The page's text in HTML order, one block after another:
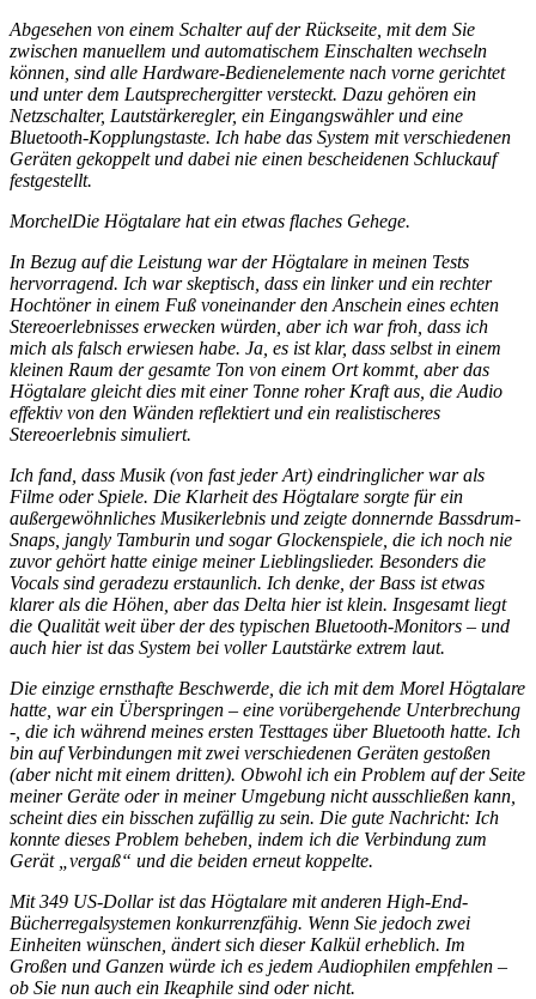
Abgesehen von einem Schalter auf der Rückseite, mit dem Sie
zwischen manuellem und automatischem Einschalten wechseln
können, sind alle Hardware-Bedienelemente nach vorne gerichtet
und unter dem Lautsprechergitter versteckt. Dazu gehören ein
Netzschalter, Lautstärkeregler, ein Eingangswähler und eine
Bluetooth-Kopplungstaste. Ich habe das System mit verschiedenen
Geräten gekoppelt und dabei nie einen bescheidenen Schluckauf
festgestellt.
MorchelDie Högtalare hat ein etwas flaches Gehege.
In Bezug auf die Leistung war der Högtalare in meinen Tests
hervorragend. Ich war skeptisch, dass ein linker und ein rechter
Hochtöner in einem Fuß voneinander den Anschein eines echten
Stereoerlebnisses erwecken würden, aber ich war froh, dass ich
mich als falsch erwiesen habe. Ja, es ist klar, dass selbst in einem
kleinen Raum der gesamte Ton von einem Ort kommt, aber das
Högtalare gleicht dies mit einer Tonne roher Kraft aus, die Audio
effektiv von den Wänden reflektiert und ein realistischeres
Stereoerlebnis simuliert.
Ich fand, dass Musik (von fast jeder Art) eindringlicher war als
Filme oder Spiele. Die Klarheit des Högtalare sorgte für ein
außergewöhnliches Musikerlebnis und zeigte donnernde Bassdrum-
Snaps, jangly Tamburin und sogar Glockenspiele, die ich noch nie
zuvor gehört hatte einige meiner Lieblingslieder. Besonders die
Vocals sind geradezu erstaunlich. Ich denke, der Bass ist etwas
klarer als die Höhen, aber das Delta hier ist klein. Insgesamt liegt
die Qualität weit über der des typischen Bluetooth-Monitors – und
auch hier ist das System bei voller Lautstärke extrem laut.
Die einzige ernsthafte Beschwerde, die ich mit dem Morel Högtalare
hatte, war ein Überspringen – eine vorübergehende Unterbrechung
-, die ich während meines ersten Testtages über Bluetooth hatte. Ich
bin auf Verbindungen mit zwei verschiedenen Geräten gestoßen
(aber nicht mit einem dritten). Obwohl ich ein Problem auf der Seite
meiner Geräte oder in meiner Umgebung nicht ausschließen kann,
scheint dies ein bisschen zufällig zu sein. Die gute Nachricht: Ich
konnte dieses Problem beheben, indem ich die Verbindung zum
Gerät „vergaß“ und die beiden erneut koppelte.
Mit 349 US-Dollar ist das Högtalare mit anderen High-End-
Bücherregalsystemen konkurrenzfähig. Wenn Sie jedoch zwei
Einheiten wünschen, ändert sich dieser Kalkül erheblich. Im
Großen und Ganzen würde ich es jedem Audiophilen empfehlen –
ob Sie nun auch ein Ikeaphile sind oder nicht.